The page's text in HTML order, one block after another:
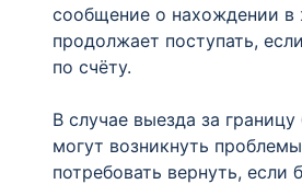
сообщение о нахождении в
продолжает поступать,
по счёту.
В случае выезда за
могут возникнуть
потребовать вернуть, если